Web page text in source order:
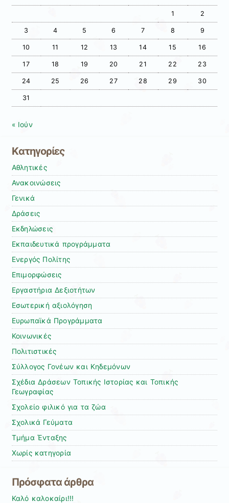
1 2
3 4 5 6 7 8 9
10 11 12 13 14 15 16
17 18 19 20 21 22 23
24 25 26 27 28 29 30
31
« Ιούν
Kατηγορίες
Αθλητικές
Ανακοινώσεις
Γενικά
Δράσεις
Εκδηλώσεις
Εκπαιδευτικά προγράμματα
Ενεργός Πολίτης
Επιμορφώσεις
Εργαστήρια Δεξιοτήτων
Εσωτερική αξιολόγηση
Ευρωπαϊκά Προγράμματα
Κοινωνικές
Πολιτιστικές
Σύλλογος Γονέων και Κηδεμόνων
Σχέδια Δράσεων Τοπικής Ιστορίας και Τοπικής
Γεωγραφίας
Σχολείο φιλικό για τα ζώα
Σχολικά Γεύματα
Τμήμα Ένταξης
Χωρίς κατηγορία
Πρόσφατα άρθρα
Καλό καλοκαίρι!!!